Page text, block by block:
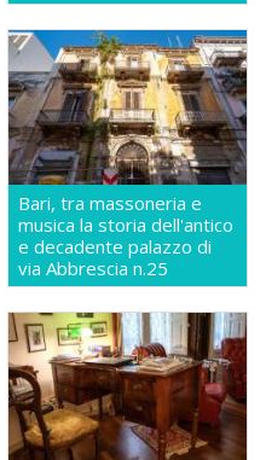
Bari, tra massoneria e
musica la storia dell'antico
e decadente palazzo di
via Abbrescia n.25